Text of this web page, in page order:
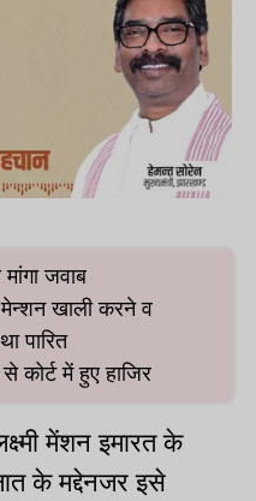
जवाब
मेन्शन खाली करने व
पारित
कोर्ट में हुए हाजिर
मेंशन इमारत के
के मद्देनजर इसे